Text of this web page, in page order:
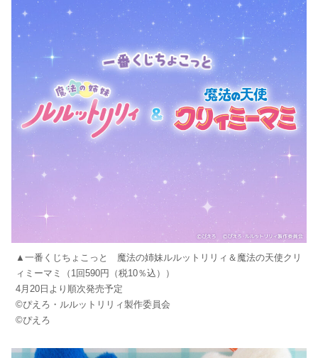
▲一番くじちょこっと 魔法の姉妹ルルットリリィ＆魔法の天使クリ
ィミーマミ（1回590円（税10％込））
4月20日より順次発売予定
©ぴえろ・ルルットリリィ製作委員会
©ぴえろ